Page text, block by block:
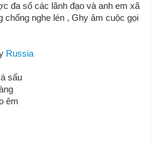
đa số các lãnh đạo và anh em xã
chống nghe lén , Ghy âm cuộc gọi
Russia
sấu
êm